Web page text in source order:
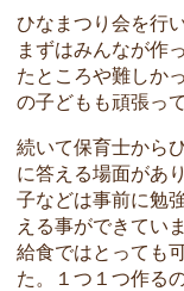
ひなまつり会を行
まずはみんなが作
たところや難しか
の子どもも頑張っ
続いて保育士から
に答える場面があ
子などは事前に勉
える事ができてい
給食ではとっても
た。１つ１つ作る